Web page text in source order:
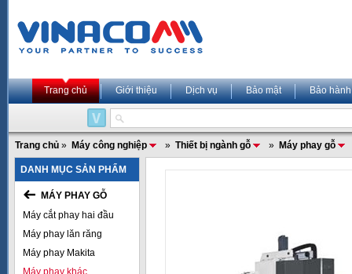
Trang chủ Giới thiệu Dịch vụ Bảo mật Bảo hành
Trang chủ » Máy công nghiệp » Thiết bị ngành gỗ » Máy phay gỗ
DANH MỤC SẢN PHẨM
MÁY PHAY GỖ
Máy cắt phay hai đầu
Máy phay lăn răng
Máy phay Makita
Máy phay khác